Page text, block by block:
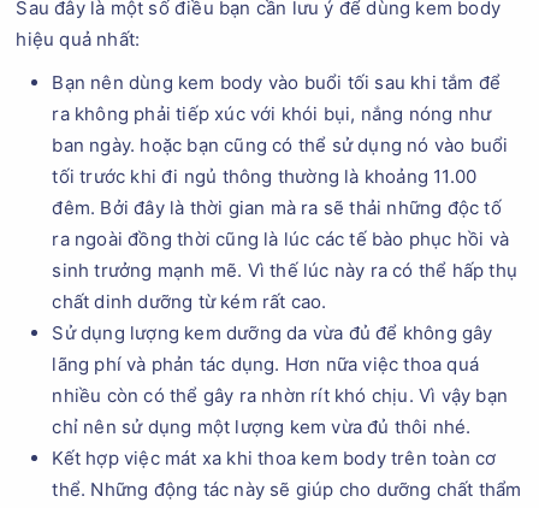
Sau đây là một số điều bạn cần lưu ý để dùng kem body
hiệu quả nhất:
Bạn nên dùng kem body vào buổi tối sau khi tắm để
ra không phải tiếp xúc với khói bụi, nắng nóng như
ban ngày. hoặc bạn cũng có thể sử dụng nó vào buổi
tối trước khi đi ngủ thông thường là khoảng 11.00
đêm. Bởi đây là thời gian mà ra sẽ thải những độc tố
ra ngoài đồng thời cũng là lúc các tế bào phục hồi và
sinh trưởng mạnh mẽ. Vì thế lúc này ra có thể hấp thụ
chất dinh dưỡng từ kém rất cao.
Sử dụng lượng kem dưỡng da vừa đủ để không gây
lãng phí và phản tác dụng. Hơn nữa việc thoa quá
nhiều còn có thể gây ra nhờn rít khó chịu. Vì vậy bạn
chỉ nên sử dụng một lượng kem vừa đủ thôi nhé.
Kết hợp việc mát xa khi thoa kem body trên toàn cơ
thể. Những động tác này sẽ giúp cho dưỡng chất thẩm